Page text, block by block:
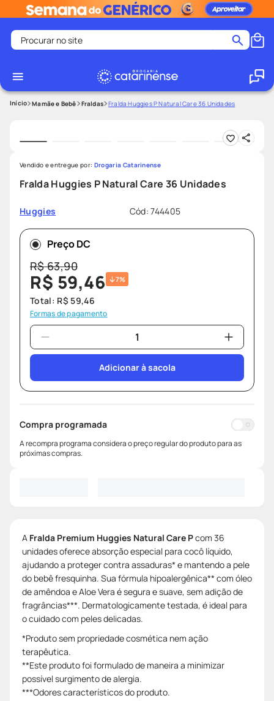
Procurar no site
1
2º
medley
4º
protetor solar facial
5º
shampoo
6º
tadalafila
9
lenço umedecido
º protetor solar
Mamãe e Bebê Fraldas Fralda Huggies P Natural Care 36 Unidades
Fralda Huggies P Natural Care 36 Unidades
Huggies Cód:744405
Vendido e entregue por: Drogaria Catarinense
Preço DC
R$63,90
R$ 59,46 7%
Total: R$ 59,46
Formas de pagamento
Adicionar à sacola
Compra programada
A recompra programa considera o preço regular do produto para as
próximas compras.
A Fralda Premium Huggies Natural Care Pcom 36
unidades oferece absorção especial para cocô líquido,
ajudando a proteger contra assaduras* e mantendo a pele
do bebê fresquinha. Sua fórmula hipoalergênica** com óleo
de amêndoa e Aloe Vera é segura e suave, sem adição de
fragrâncias***. Dermatologicamente testada, é ideal para
o cuidado com peles delicadas.
*Produto sem propriedade cosmética nem ação
terapêutica.
**Este produto foi formulado de maneira a minimizar
possível surgimento de alergia.
***Odores característicos do produto.